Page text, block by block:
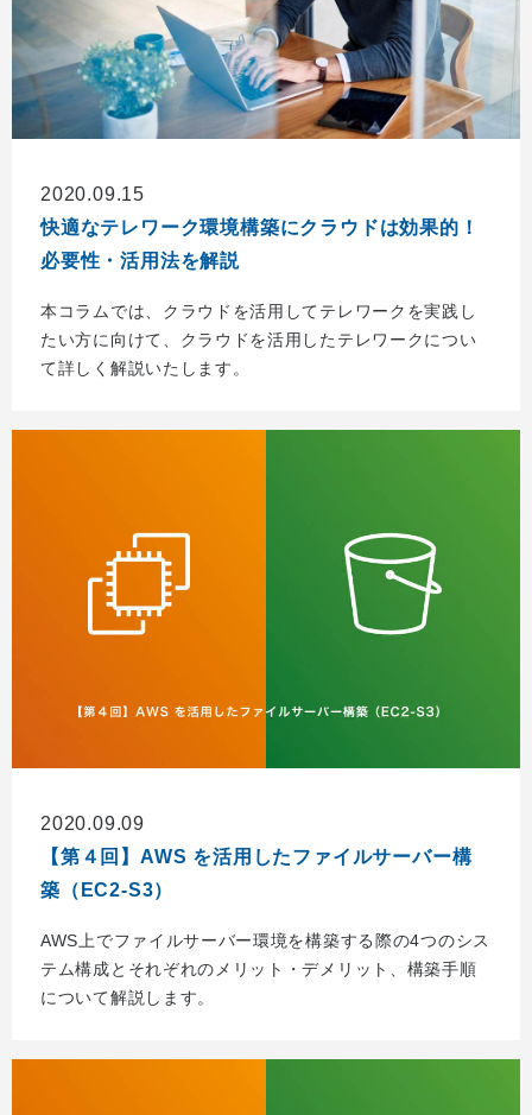
2020.09.15
快適なテレワーク環境構築にクラウドは効果的！
必要性・活用法を解説
本コラムでは、クラウドを活用してテレワークを実践し
たい方に向けて、クラウドを活用したテレワークについ
て詳しく解説いたします。
2020.09.09
【第４回】AWS を活用したファイルサーバー構
築（EC2-S3）
AWS上でファイルサーバー環境を構築する際の4つのシス
テム構成とそれぞれのメリット・デメリット、構築手順
について解説します。